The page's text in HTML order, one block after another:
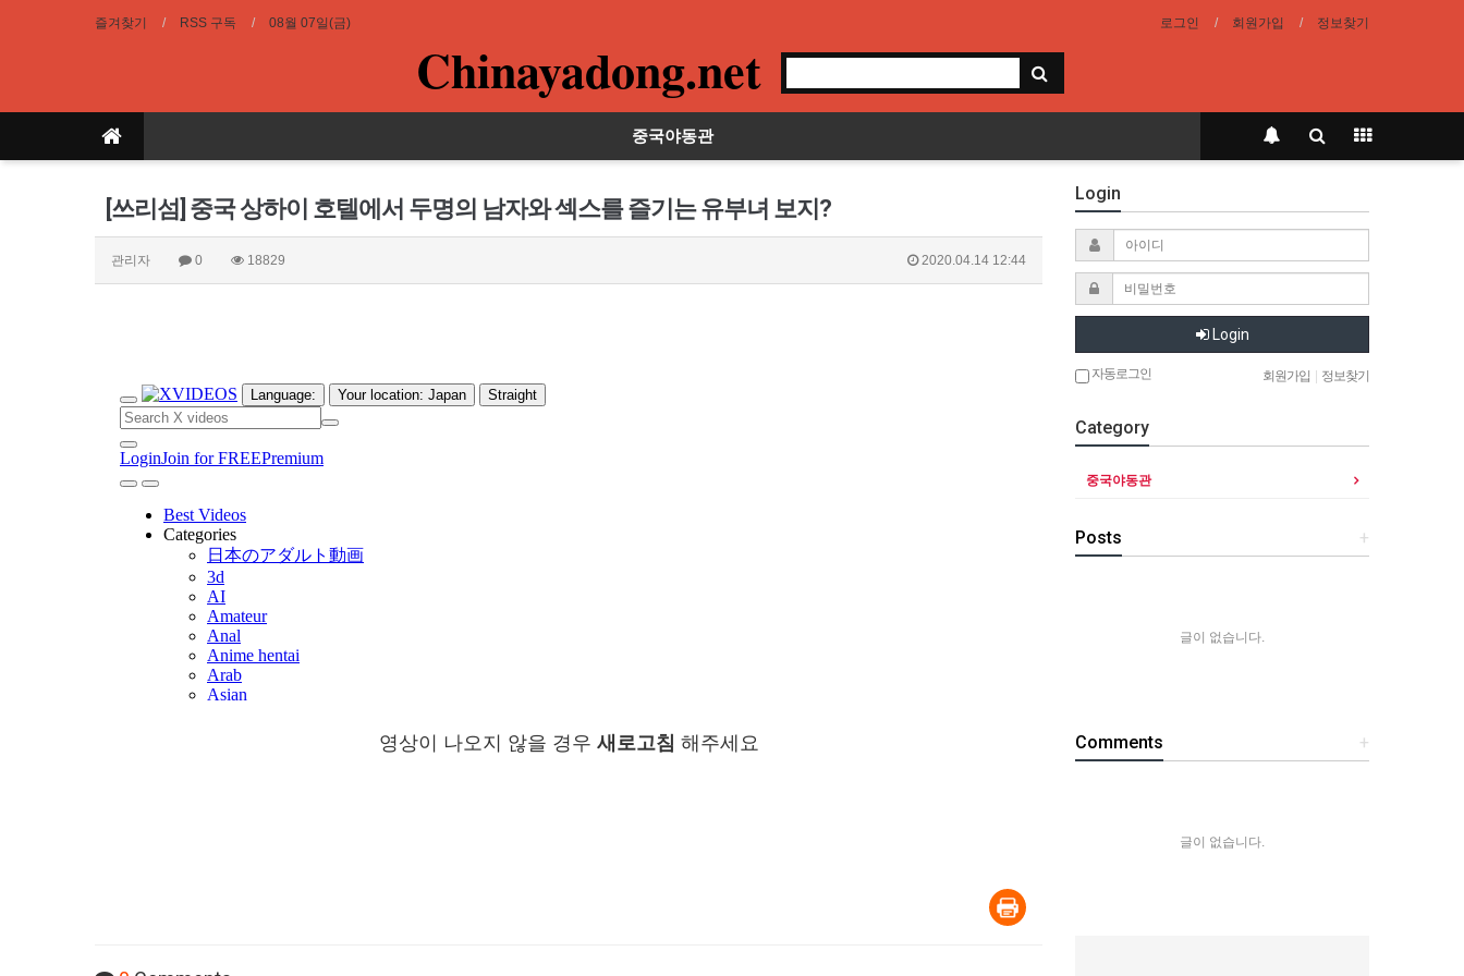
즐겨찾기 RSS 구독 08월 07일(금) 로그인 회원가입 정보찾기
Chinayadong.net
중국야동관
[쓰리섬] 중국 상하이 호텔에서 두명의 남자와 섹스를 즐기는 유부녀 보지?
관리자 0 18829 2020.04.14 12:44
영상이 나오지 않을 경우 새로고침 해주세요
Login
Login
자동로그인 회원가입 정보찾기
Category
중국야동관
+
Posts
글이 없습니다.
+
Comments
글이 없습니다.